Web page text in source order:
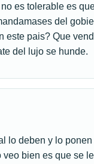
es tolerable es
del
este pais? Que
del lujo se hunde.
lo deben y lo
bien es que se